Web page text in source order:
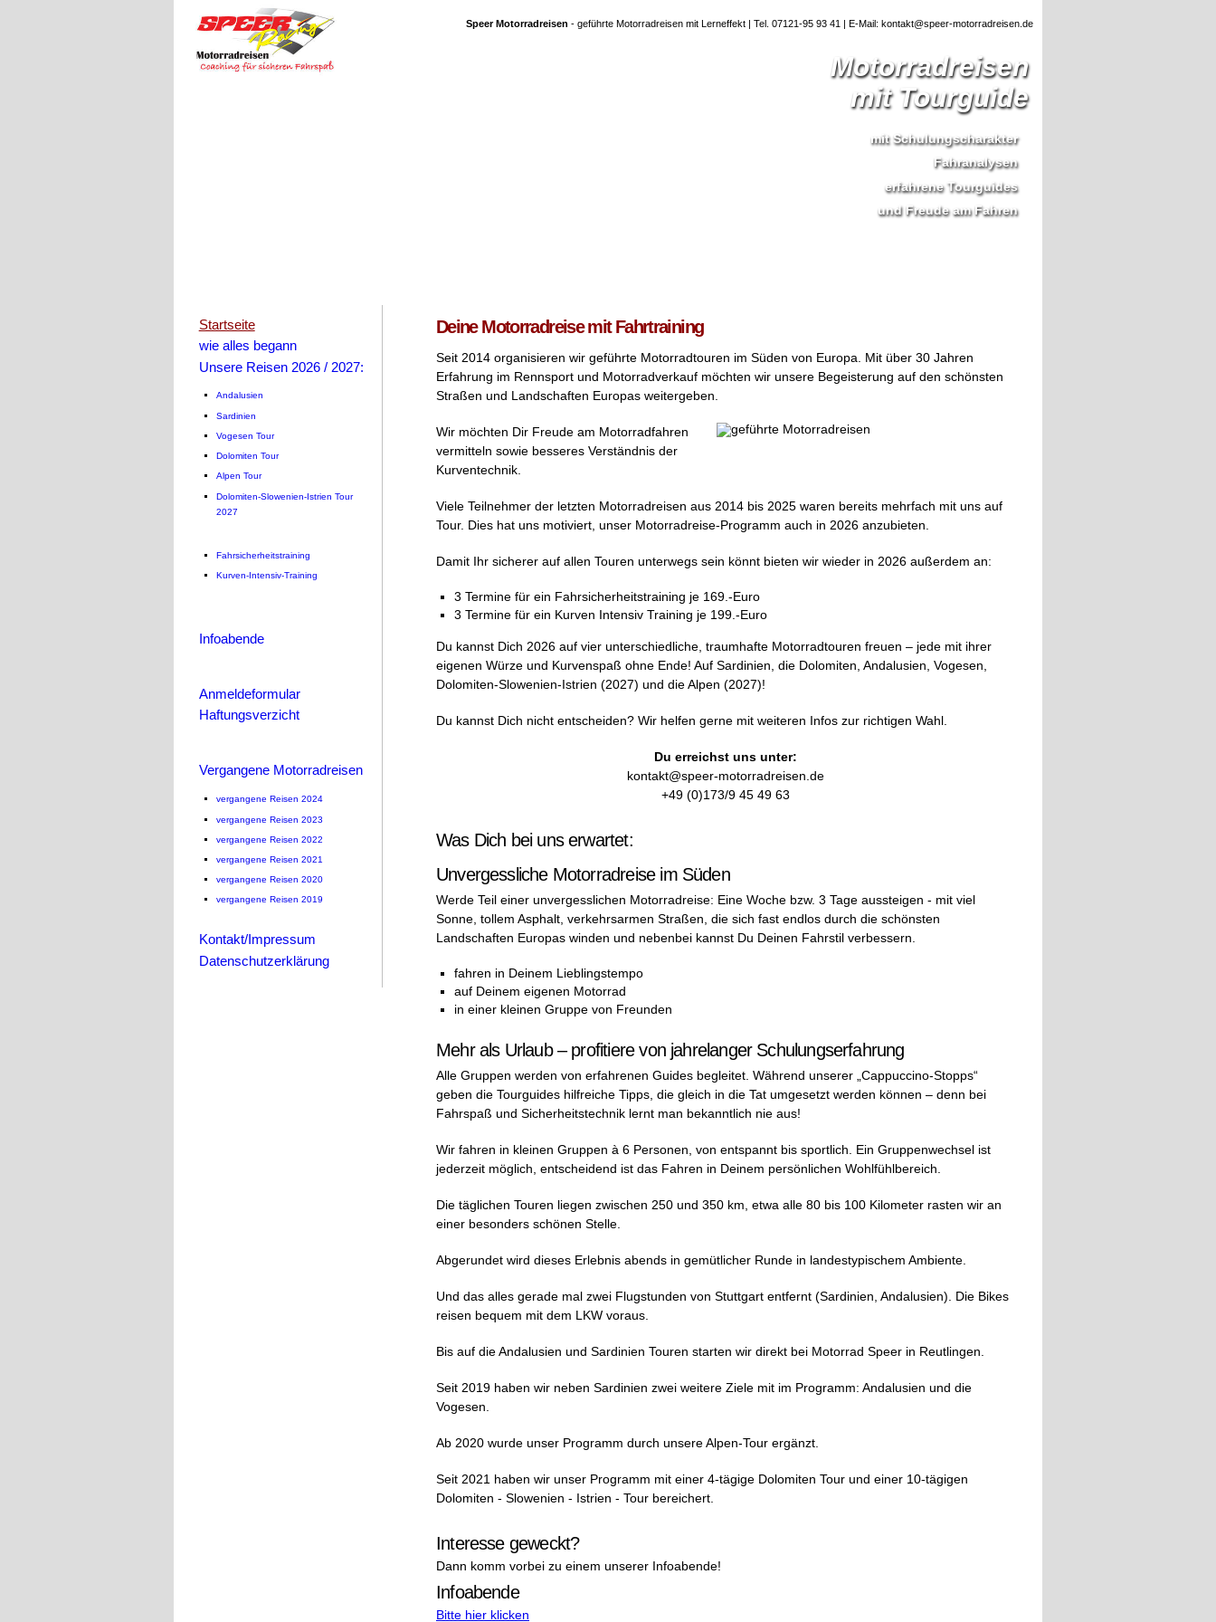
Speer Motorradreisen - geführte Motorradreisen mit Lerneffekt | Tel. 07121-95 93 41 | E-Mail: kontakt@speer-motorradreisen.de
Motorradreisen
mit Tourguide
mit Schulungscharakter
Fahranalysen
erfahrene Tourguides
und Freude am Fahren
Deine Motorradreise mit Fahrtraining
Seit 2014 organisieren wir geführte Motorradtouren im Süden von Europa. Mit über 30 Jahren
Erfahrung im Rennsport und Motorradverkauf möchten wir unsere Begeisterung auf den schönsten
Straßen und Landschaften Europas weitergeben.
Wir möchten Dir Freude am Motorradfahren
vermitteln sowie besseres Verständnis der
Kurventechnik.
Viele Teilnehmer der letzten Motorradreisen aus 2014 bis 2025 waren bereits mehrfach mit uns auf
Tour. Dies hat uns motiviert, unser Motorradreise-Programm auch in 2026 anzubieten.
Damit Ihr sicherer auf allen Touren unterwegs sein könnt bieten wir wieder in 2026 außerdem an:
3 Termine für ein Fahrsicherheitstraining je 169.-Euro
3 Termine für ein Kurven Intensiv Training je 199.-Euro
Du kannst Dich 2026 auf vier unterschiedliche, traumhafte Motorradtouren freuen – jede mit ihrer
eigenen Würze und Kurvenspaß ohne Ende! Auf Sardinien, die Dolomiten, Andalusien, Vogesen,
Dolomiten-Slowenien-Istrien (2027) und die Alpen (2027)!
Du kannst Dich nicht entscheiden? Wir helfen gerne mit weiteren Infos zur richtigen Wahl.
Du erreichst uns unter:
kontakt@speer-motorradreisen.de
+49 (0)173/9 45 49 63
Was Dich bei uns erwartet:
Unvergessliche Motorradreise im Süden
Werde Teil einer unvergesslichen Motorradreise: Eine Woche bzw. 3 Tage aussteigen - mit viel
Sonne, tollem Asphalt, verkehrsarmen Straßen, die sich fast endlos durch die schönsten
Landschaften Europas winden und nebenbei kannst Du Deinen Fahrstil verbessern.
fahren in Deinem Lieblingstempo
auf Deinem eigenen Motorrad
in einer kleinen Gruppe von Freunden
Mehr als Urlaub – profitiere von jahrelanger Schulungserfahrung
Alle Gruppen werden von erfahrenen Guides begleitet. Während unserer „Cappuccino-Stopps“
geben die Tourguides hilfreiche Tipps, die gleich in die Tat umgesetzt werden können – denn bei
Fahrspaß und Sicherheitstechnik lernt man bekanntlich nie aus!
Wir fahren in kleinen Gruppen à 6 Personen, von entspannt bis sportlich. Ein Gruppenwechsel ist
jederzeit möglich, entscheidend ist das Fahren in Deinem persönlichen Wohlfühlbereich.
Die täglichen Touren liegen zwischen 250 und 350 km, etwa alle 80 bis 100 Kilometer rasten wir an
einer besonders schönen Stelle.
Abgerundet wird dieses Erlebnis abends in gemütlicher Runde in landestypischem Ambiente.
Und das alles gerade mal zwei Flugstunden von Stuttgart entfernt (Sardinien, Andalusien). Die Bikes
reisen bequem mit dem LKW voraus.
Bis auf die Andalusien und Sardinien Touren starten wir direkt bei Motorrad Speer in Reutlingen.
Seit 2019 haben wir neben Sardinien zwei weitere Ziele mit im Programm: Andalusien und die
Vogesen.
Ab 2020 wurde unser Programm durch unsere Alpen-Tour ergänzt.
Seit 2021 haben wir unser Programm mit einer 4-tägige Dolomiten Tour und einer 10-tägigen
Dolomiten - Slowenien - Istrien - Tour bereichert.
Interesse geweckt?
Dann komm vorbei zu einem unserer Infoabende!
Infoabende
Bitte hier klicken
Startseite
wie alles begann
Unsere Reisen 2026 / 2027:
Andalusien
Sardinien
Vogesen Tour
Dolomiten Tour
Alpen Tour
Dolomiten-Slowenien-Istrien Tour
2027
Fahrsicherheitstraining
Kurven-Intensiv-Training
Infoabende
Anmeldeformular
Haftungsverzicht
Vergangene Motorradreisen
vergangene Reisen 2024
vergangene Reisen 2023
vergangene Reisen 2022
vergangene Reisen 2021
vergangene Reisen 2020
vergangene Reisen 2019
Kontakt/Impressum
Datenschutzerklärung